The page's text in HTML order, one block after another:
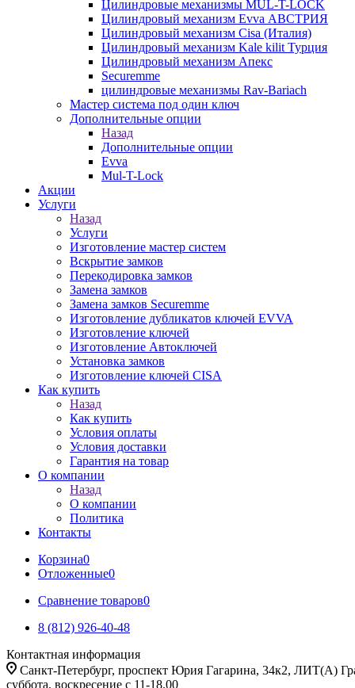
Цилиндровые механизмы MUL-T-LOCK
Цилиндровый механизм Evva АВСТРИЯ
Цилиндровый механизм Cisa (Италия)
Цилиндровый механизм Kale kilit Турция
Цилиндровый механизм Апекс
Securemme
цилиндровые механизмы Rav-Bariach
Мастер система под один ключ
Дополнительные опции
Назад
Дополнительные опции
Evva
Mul-T-Lock
Акции
Услуги
Назад
Услуги
Изготовление мастер систем
Вскрытие замков
Перекодировка замков
Замена замков
Замена замков Securemme
Изготовление дубликатов ключей EVVA
Изготовление ключей
Изготовление Автоключей
Установка замков
Изготовление ключей CISA
Как купить
Назад
Как купить
Условия оплаты
Условия доставки
Гарантия на товар
О компании
Назад
О компании
Политика
Контакты
Корзина0
Отложенные0
Сравнение товаров0
8 (812) 926-40-48
Контактная информация
Санкт-Петербург, проспект Юрия Гагарина, 34к2, ЛИТ(А)
суббота, воскресение с 11-18.00